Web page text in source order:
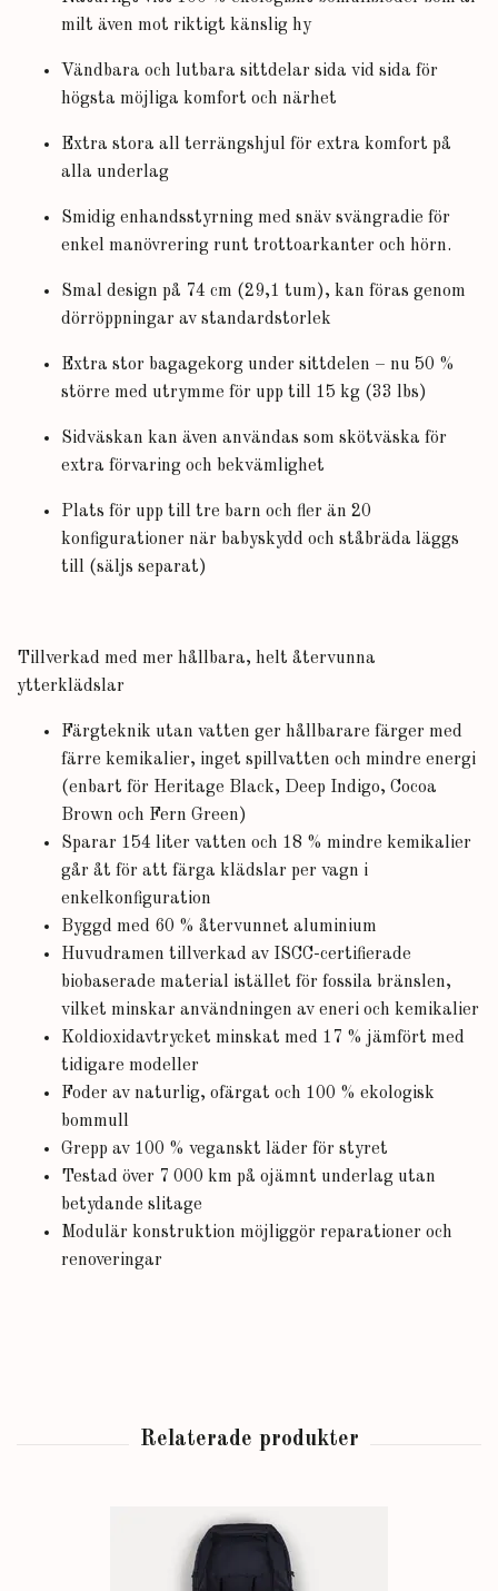
milt även mot riktigt känslig hy
Vändbara och lutbara sittdelar sida vid sida för
högsta möjliga komfort och närhet
Extra stora all terrängshjul för extra komfort på
alla underlag
Smidig enhandsstyrning med snäv svängradie för
enkel manövrering runt trottoarkanter och hörn.
Smal design på 74 cm (29,1 tum), kan föras genom
dörröppningar av standardstorlek
Extra stor bagagekorg under sittdelen – nu 50 %
större med utrymme för upp till 15 kg (33 lbs)
Sidväskan kan även användas som skötväska för
extra förvaring och bekvämlighet
Plats för upp till tre barn och fler än 20
konfigurationer när babyskydd och ståbräda läggs
till (säljs separat)
Tillverkad med mer hållbara, helt återvunna
ytterklädslar
Färgteknik utan vatten ger hållbarare färger med
färre kemikalier, inget spillvatten och mindre energi
(enbart för Heritage Black, Deep Indigo, Cocoa
Brown och Fern Green)
Sparar 154 liter vatten och 18 % mindre kemikalier
går åt för att färga klädslar per vagn i
enkelkonfiguration
Byggd med 60 % återvunnet aluminium
Huvudramen tillverkad av ISCC-certifierade
biobaserade material istället för fossila bränslen,
vilket minskar användningen av eneri och kemikalier
Koldioxidavtrycket minskat med 17 % jämfört med
tidigare modeller
Foder av naturlig, ofärgat och 100 % ekologisk
bommull
Grepp av 100 % veganskt läder för styret
Testad över 7 000 km på ojämnt underlag utan
betydande slitage
Modulär konstruktion möjliggör reparationer och
renoveringar